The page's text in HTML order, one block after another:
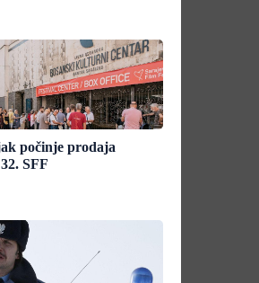
počinje prodaja
SFF